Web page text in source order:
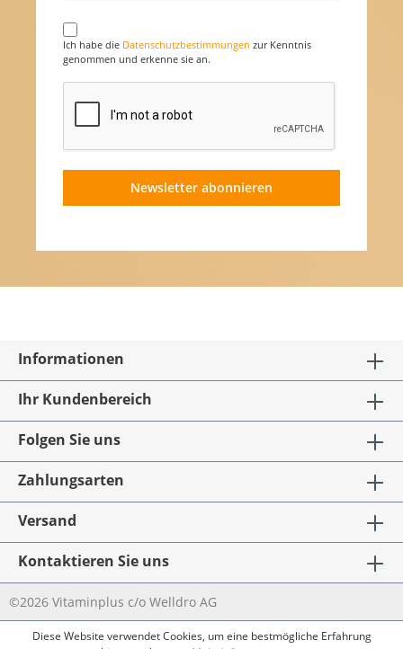
Ich habe die Datenschutzbestimmungen zur Kenntnis
genommen und erkenne sie an.
Newsletter abonnieren
Informationen
Ihr Kundenbereich
Folgen Sie uns
Zahlungsarten
Versand
Kontaktieren Sie uns
©2026 Vitaminplus c/o Welldro AG
Diese Website verwendet Cookies, um eine bestmögliche Erfahrung